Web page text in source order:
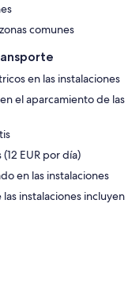
comunes
en las instalaciones
el aparcamiento de las
EUR por día)
en las instalaciones
instalaciones incluyen